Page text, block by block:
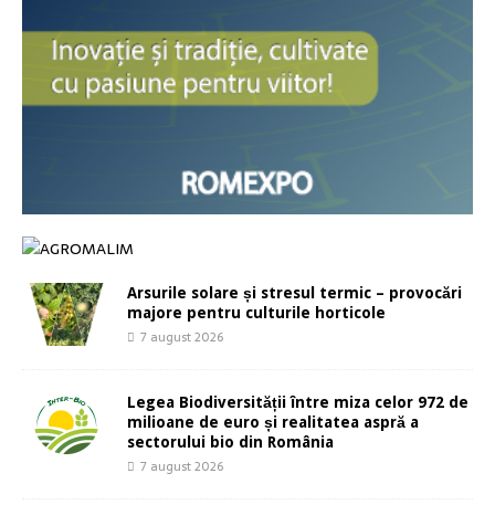
Arsurile solare și stresul termic – provocări
majore pentru culturile horticole
7 august 2026
Legea Biodiversității între miza celor 972 de
milioane de euro și realitatea aspră a
sectorului bio din România
7 august 2026